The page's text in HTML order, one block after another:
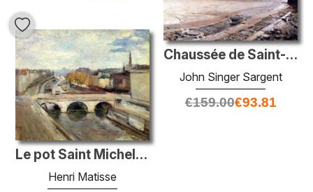
Chaussée de Saint-Marc
John Singer Sargent
€159.00€93.81
Le pot Saint Michel à Paris
Henri Matisse